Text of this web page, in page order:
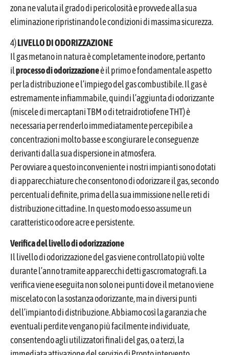
zona ne valuta il grado di pericolosità e provvede alla sua
eliminazione ripristinando le condizioni di massima sicurezza.
4)LIVELLO DI ODORIZZAZIONE
Il gas metano in natura è completamente inodore, pertanto
ilprocesso di odorizzazioneè il primo e fondamentale aspetto
per la distribuzione e l’impiego del gas combustibile. Il gas è
estremamente infiammabile, quindi l’aggiunta di odorizzante
(miscele di mercaptani TBM o di tetraidrotiofene THT) è
necessaria per renderlo immediatamente percepibile a
concentrazioni molto basse e scongiurare le conseguenze
derivanti dalla sua dispersione in atmosfera.
Per ovviare a questo inconveniente i nostri impianti sono dotati
di apparecchiature che consentono di odorizzare il gas, secondo
percentuali definite, prima della sua immissione nelle reti di
distribuzione cittadine. In questo modo esso assume un
caratteristico odore acre e persistente.
Verifica del livello di odorizzazione
Il livello di odorizzazione del gas viene controllato più volte
durante l’anno tramite apparecchi detti gascromatografi. La
verifica viene eseguita non solo nei punti dove il metano viene
miscelato con la sostanza odorizzante, ma in diversi punti
dell’impianto di distribuzione. Abbiamo così la garanzia che
eventuali perdite vengano più facilmente individuate,
consentendo agli utilizzatori finali del gas, o a terzi, la